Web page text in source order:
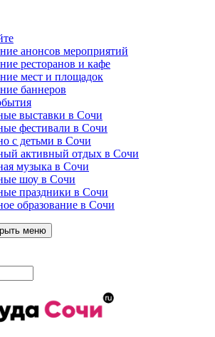
анонсов мероприятий
ресторанов и кафе
мест и площадок
баннеров
выставки в Сочи
фестивали в Сочи
с детьми в Сочи
активный отдых в Сочи
музыка в Сочи
шоу в Сочи
праздники в Сочи
образование в Сочи
меню